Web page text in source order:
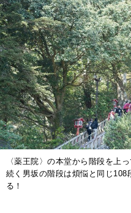
〈薬王院〉の本堂から階段を上
続く男坂の階段は煩悩と同じ
る！